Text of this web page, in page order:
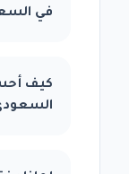
في
كيف